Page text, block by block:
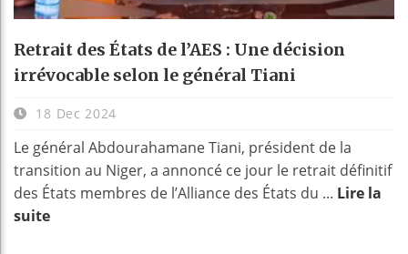
Retrait des États de l’AES : Une décision
irrévocable selon le général Tiani
18 Dec 2024
Le général Abdourahamane Tiani, président de la
transition au Niger, a annoncé ce jour le retrait définitif
des États membres de l’Alliance des États du ... Lire la
suite